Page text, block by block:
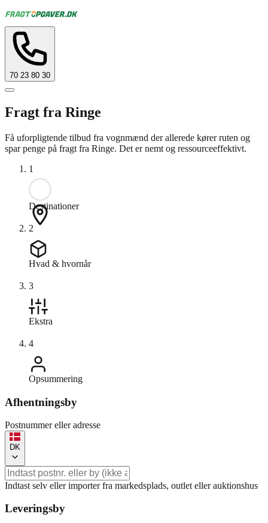
70 23 80 30
Fragt fra Ringe
Få uforpligtende tilbud fra vognmænd der allerede kører ruten og
spar penge på fragt fra Ringe. Det er nemt og ressourceeffektivt.
1
Destinationer
2
Hvad & hvornår
3
Ekstra
4
Opsummering
Afhentningsby
Postnummer eller adresse
DK
Indtast selv eller importer fra markedsplads, outlet eller auktionshus
Leveringsby